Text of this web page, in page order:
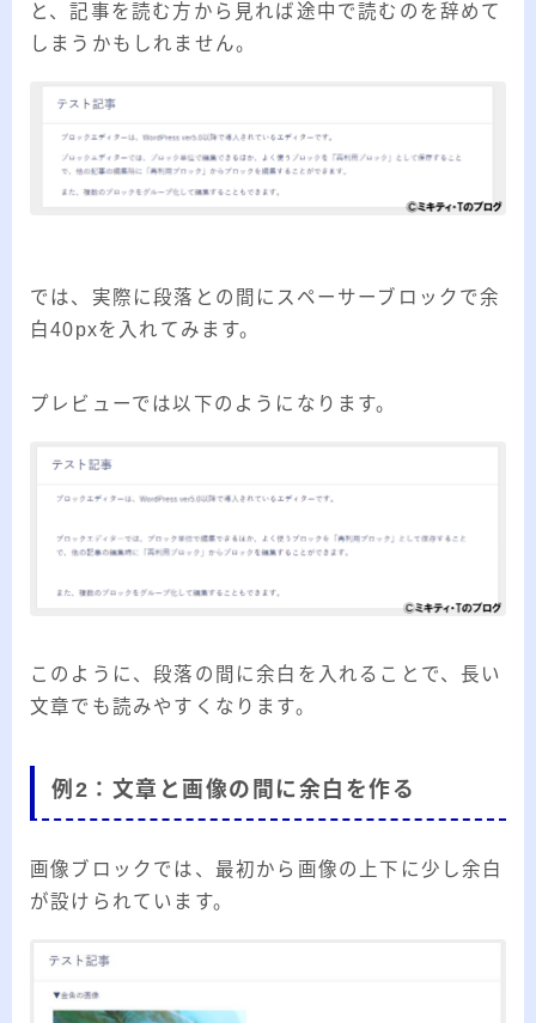
と、記事を読む方から見れば途中で読むのを辞めて
しまうかもしれません。
では、実際に段落との間にスペーサーブロックで余
白40pxを入れてみます。
プレビューでは以下のようになります。
このように、段落の間に余白を入れることで、長い
文章でも読みやすくなります。
例2：文章と画像の間に余白を作る
画像ブロックでは、最初から画像の上下に少し余白
が設けられています。